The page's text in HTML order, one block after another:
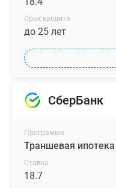
Срок кредита
до 25 лет
СберБанк
Программа
Траншевая ипотека
Ставка
18.7